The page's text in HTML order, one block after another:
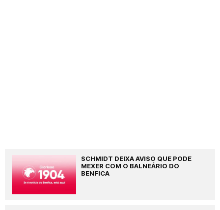
SCHMIDT DEIXA AVISO QUE PODE
MEXER COM O BALNEÁRIO DO
BENFICA